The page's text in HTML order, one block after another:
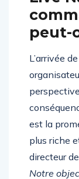
Live
peut-
L’arrivée
est la
plus riche
directeur